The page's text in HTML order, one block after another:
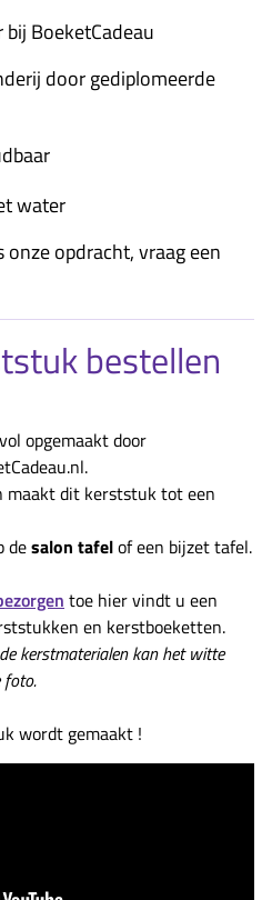
BoeketCadeau
door gediplomeerde
water
opdracht, vraag een
bestellen
opgemaakt door
maakt dit kerststuk tot een
desalon tafelof een bijzet tafel.
toe hier vindt u een
en kerstboeketten.
kerstmaterialen kan het witte
foto.
wordt gemaakt !